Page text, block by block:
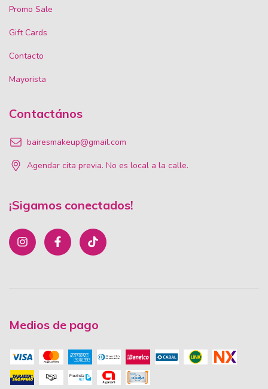
Promo Sale
Gift Cards
Contacto
Mayorista
Contactános
bairesmakeup@gmail.com
Agendar cita previa. No es local a la calle.
¡Sigamos conectados!
Medios de pago